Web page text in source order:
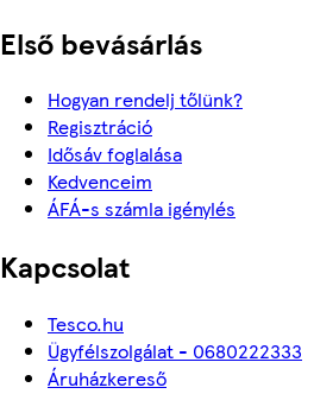
Első bevásárlás
Hogyan rendelj tőlünk?
Regisztráció
Idősáv foglalása
Kedvenceim
ÁFÁ-s számla igénylés
Kapcsolat
Tesco.hu
Ügyfélszolgálat - 0680222333
Áruházkereső